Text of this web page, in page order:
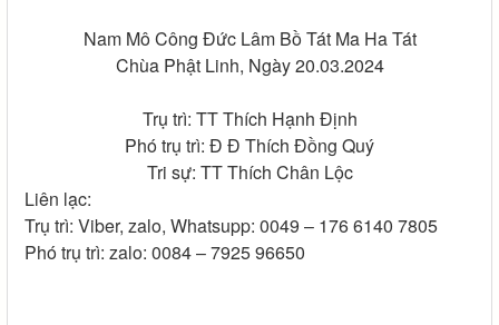
Nam Mô Công Đức Lâm Bồ Tát Ma Ha Tát
Chùa Phật Linh, Ngày 20.03.2024
Trụ trì: TT Thích Hạnh Định
Phó trụ trì: Đ Đ Thích Đồng Quý
Tri sự: TT Thích Chân Lộc
Liên lạc:
Trụ trì: Viber, zalo, Whatsupp: 0049 – 176 6140 7805
Phó trụ trì: zalo: 0084 – 7925 96650